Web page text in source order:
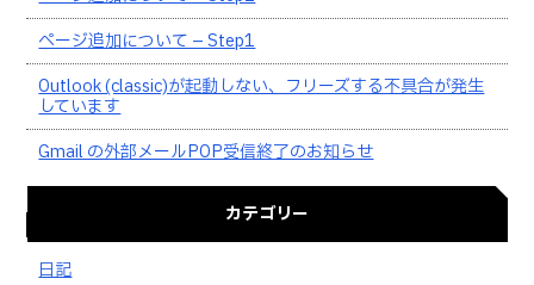
ページ追加について – Step1
Outlook (classic)が起動しない、フリーズする不具合が発生
しています
Gmail の外部メールPOP受信終了のお知らせ
カテゴリー
日記